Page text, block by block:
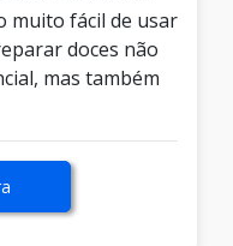
muito fácil de usar
doces não
mas também